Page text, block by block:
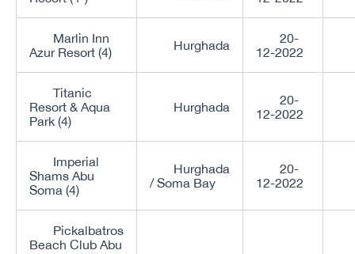
Marlin Inn
Azur Resort (4)
Hurghada
20-
12-2022
Titanic
Resort & Aqua
Park (4)
Hurghada
20-
12-2022
Imperial
Shams Abu
Soma (4)
Hurghada
/ Soma Bay
20-
12-2022
Pickalbatros
Beach Club Abu